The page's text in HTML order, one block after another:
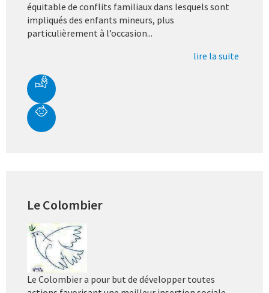
équitable de conflits familiaux dans lesquels sont
impliqués des enfants mineurs, plus
particulièrement à l’occasion...
lire la suite
Le Colombier
Le Colombier a pour but de développer toutes